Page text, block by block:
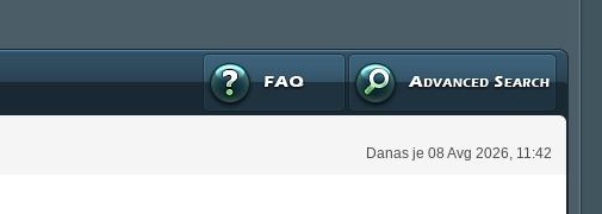
Napredna pretraga
FAQ
Danas je 08 Avg 2026, 11:42